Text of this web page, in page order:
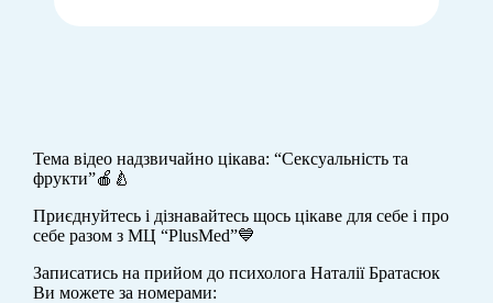
Тема відео надзвичайно цікава: “Сексуальність та
фрукти”🍎🍐
Приєднуйтесь і дізнавайтесь щось цікаве для себе і про
себе разом з МЦ “PlusMed”💙
Записатись на прийом до психолога Наталії Братасюк
Ви можете за номерами: